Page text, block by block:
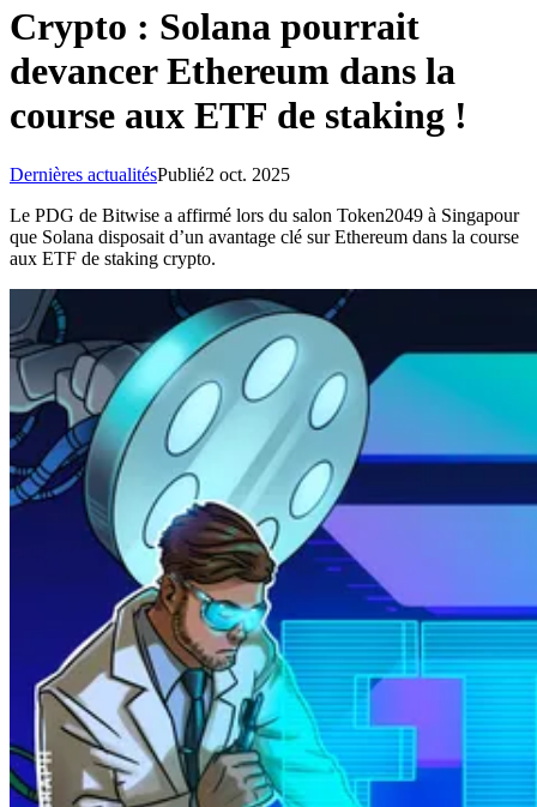
Crypto : Solana pourrait
devancer Ethereum dans la
course aux ETF de staking !
Dernières actualitésPublié2 oct. 2025
Le PDG de Bitwise a affirmé lors du salon Token2049 à Singapour
que Solana disposait d’un avantage clé sur Ethereum dans la course
aux ETF de staking crypto.